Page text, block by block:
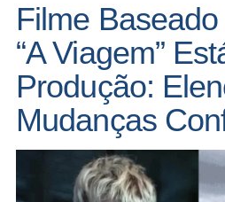
Filme
“A Viagem”
Produção:
Mudanças